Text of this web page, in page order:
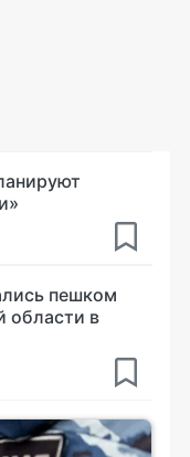
пешком
области в